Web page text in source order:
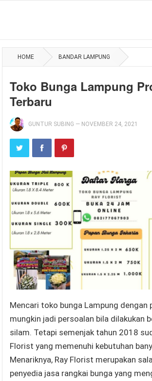
HOME BANDAR LAMPUNG
Toko Bunga Lampung
Terbaru
GUNTUR SUBING — NOVEMBER 24, 2021
Mencari toko bunga Lampung dengan
mungkin jadi persoalan bila dilakukan
silam. Tetapi semenjak tahun 2018
Florist yang memenuhi kebutuhan
Menariknya, Ray Florist merupakan
penyedia jasa rangkai bunga yang